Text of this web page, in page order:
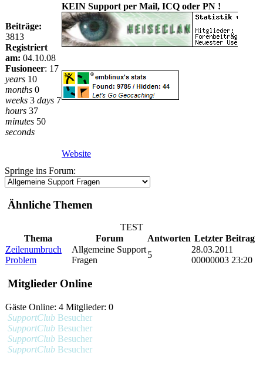
Beiträge:
3813
Registriert
am: 04.10.08
Fusioneer: 17
years 10
months 0
weeks 3 days 7
hours 37
minutes 50
seconds
KEIN Support per Mail, ICQ oder PN !
Website
Springe ins Forum:
Ähnliche Themen
TEST
Thema
Forum Antworten Letzter Beitrag
Zeilenumbruch
Problem
Allgemeine Support
Fragen
5
28.03.2011
00000003 23:20
Mitglieder Online
Gäste Online: 4 Mitglieder: 0
SupportClub Besucher
SupportClub Besucher
SupportClub Besucher
SupportClub Besucher